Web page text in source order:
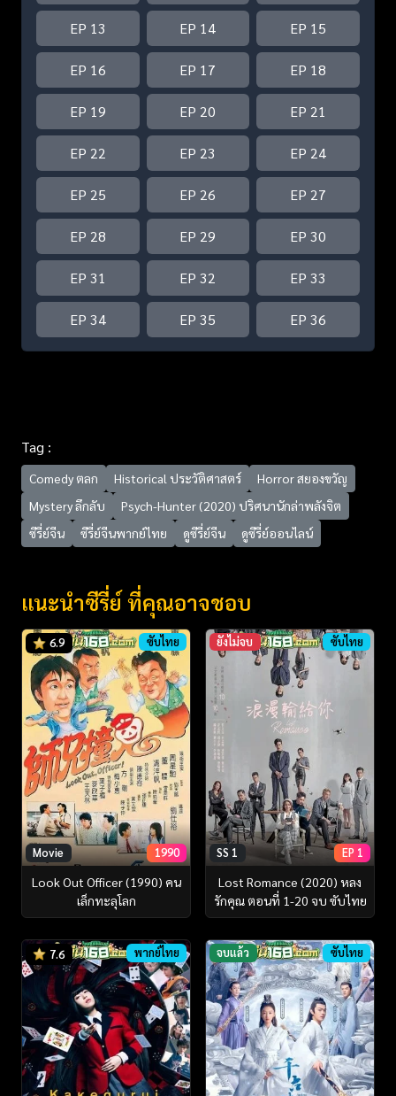
EP 13 EP 14 EP 15
EP 16 EP 17 EP 18
EP 19 EP 20 EP 21
EP 22 EP 23 EP 24
EP 25 EP 26 EP 27
EP 28 EP 29 EP 30
EP 31 EP 32 EP 33
EP 34 EP 35 EP 36
Tag :
Comedy ตลก Historical ประวัติศาสตร์
Horror สยองขวัญ
Mystery ลึกลับ
Psych-Hunter (2020) ปริศนานักล่าพลังจิต
ซีรี่ย์จีน
ซีรี่ย์จีนพากย์ไทย ดูซีรี่ย์จีน ดูซีรี่ย์ออนไลน์
แนะนำซีรี่ย์ ที่คุณอาจชอบ
6.9 ซับไทย
Movie 1990
Look Out Officer (1990) คน
เล็กทะลุโลก
ยังไม่จบ ซับไทย
SS 1 EP 1
Lost Romance (2020) หลง
รักคุณ ตอนที่ 1-20 จบ ซับไทย
7.6 พากย์ไทย จบแล้ว ซับไทย